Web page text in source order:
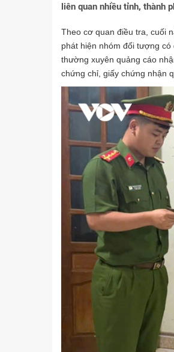
liên quan nhiều tỉnh, thành
Theo cơ quan điều tra, cuối
phát hiện nhóm đối tượng có
thường xuyên quảng cáo
chứng chỉ, giấy chứng nhận